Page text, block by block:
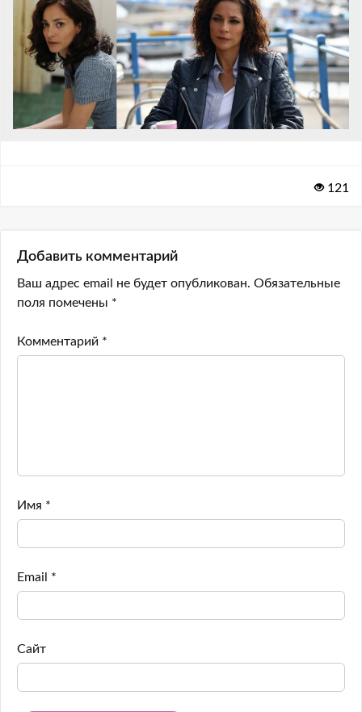
121
Добавить комментарий
Ваш адрес email не будет опубликован. Обязательные
поля помечены *
Комментарий *
Имя *
Email *
Сайт